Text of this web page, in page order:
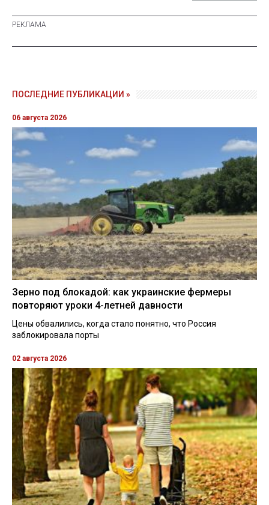
ПОСЛЕДНИЕ ПУБЛИКАЦИИ »
06 августа 2026
Зерно под блокадой: как украинские фермеры
повторяют уроки 4-летней давности
Цены обвалились, когда стало понятно, что Россия
заблокировала порты
02 августа 2026